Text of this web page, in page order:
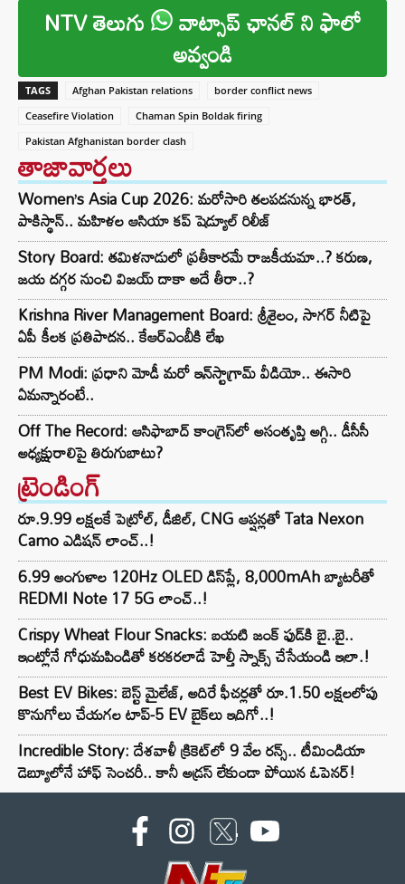
NTV తెలుగు వాట్సాప్ ఛానల్ ని ఫాలో
అవ్వండి
TAGS Afghan Pakistan relations
border conflict news
Ceasefire Violation
Chaman Spin Boldak firing
Pakistan Afghanistan border clash
తాజావార్తలు
Women’s Asia Cup 2026: మరోసారి తలపడనున్న భారత్,
పాకిస్థాన్.. మహిళల ఆసియా కప్ షెడ్యూల్ రిలీజ్
Story Board: తమిళనాడులో ప్రతీకారమే రాజకీయమా..? కరుణ,
జయ దగ్గర నుంచి విజయ్ దాకా అదే తీరా..?
Krishna River Management Board: శ్రీశైలం, సాగర్ నీటిపై
ఏపీ కీలక ప్రతిపాదన.. కేఆర్ఎంబీకి లేఖ
PM Modi: ప్రధాని మోడీ మరో ఇన్‌స్టాగ్రామ్ వీడియో.. ఈసారి
ఏమన్నారంటే..
Off The Record: ఆసిఫాబాద్ కాంగ్రెస్‌లో అసంతృప్తి అగ్గి.. డీసీసీ
అధ్యక్షురాలిపై తిరుగుబాటు?
ట్రెండింగ్‌
రూ.9.99 లక్షలకే పెట్రోల్, డీజిల్, CNG ఆప్షన్లతో Tata Nexon
Camo ఎడిషన్ లాంచ్..!
6.99 అంగుళాల 120Hz OLED డిస్‌ప్లే, 8,000mAh బ్యాటరీతో
REDMI Note 17 5G లాంచ్..!
Crispy Wheat Flour Snacks: బయటి జంక్ ఫుడ్‌కి బై..బై..
ఇంట్లోనే గోధుమపిండితో కరకరలాడే హెల్తీ స్నాక్స్ చేసేయండి ఇలా.!
Best EV Bikes: బెస్ట్ మైలేజ్, అదిరే ఫీచర్లతో రూ.1.50 లక్షలలోపు
కొనుగోలు చేయగల టాప్-5 EV బైక్‌లు ఇదిగో..!
Incredible Story: దేశవాళీ క్రికెట్‌లో 9 వేల రన్స్.. టీమిండియా
డెబ్యూలోనే హాఫ్ సెంచరీ.. కానీ అడ్రస్ లేకుండా పోయిన ఓపెనర్!